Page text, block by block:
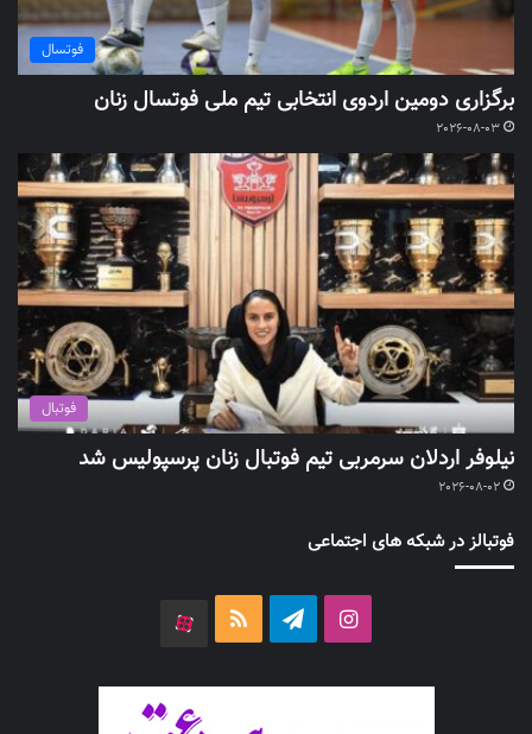
فوتسال
برگزاری دومین اردوی انتخابی تیم ملی فوتسال زنان
2026-08-03
فوتبال
نیلوفر اردلان سرمربی تیم فوتبال زنان پرسپولیس شد
2026-08-02
فوتبالز در شبکه های اجتماعی
اینستاگرامتلگرام خوراک